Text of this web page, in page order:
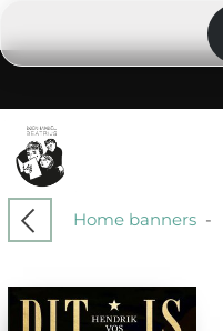
Home banners-